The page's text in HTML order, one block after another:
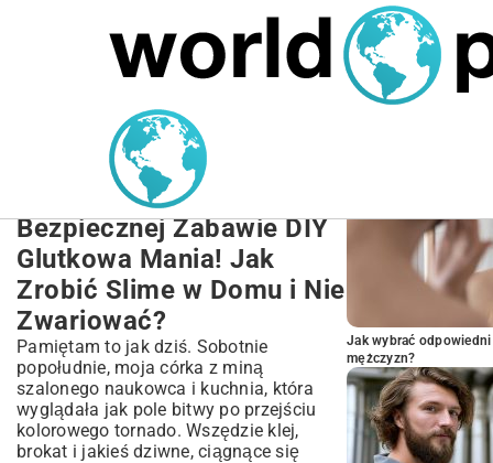
MARIUSZ ŁAMAGA 27.09.2025
Jak Zrobić Slime?
Kompletny Przewodnik po
Najlepszych Przepisach i
Bezpiecznej Zabawie DIY
Glutkowa Mania! Jak
Zrobić Slime w Domu i Nie
Zwariować?
Pamiętam to jak dziś. Sobotnie
popołudnie, moja córka z miną
szalonego naukowca i kuchnia, która
wyglądała jak pole bitwy po przejściu
kolorowego tornado. Wszędzie klej,
brokat i jakieś dziwne, ciągnące się
Jak wybrać
mężczyzn?